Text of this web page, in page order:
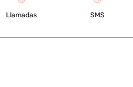
Llamadas SMS